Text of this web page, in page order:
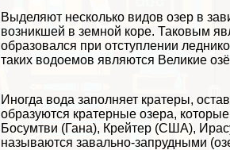
Выделяют несколько видов озер в
возникшей в земной коре. Таковым
образовался при отступлении
таких водоемов являются Великие
Иногда вода заполняет кратеры,
образуются кратерные озера,
Босумтви (Гана), Крейтер (США),
называются завально-запрудными